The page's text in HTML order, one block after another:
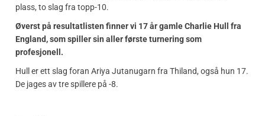
plass, to slag fra topp-10.
Øverst på resultatlisten finner vi 17 år gamle Charlie Hull fra
England, som spiller sin aller første turnering som
profesjonell.
Hull er ett slag foran Ariya Jutanugarn fra Thiland, også hun 17.
De jages av tre spillere på -8.